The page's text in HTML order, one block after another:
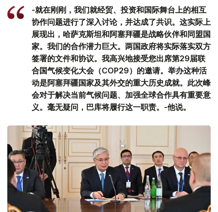
-就在刚刚，我们就经贸、投资和国际舞台上的相互
协作问题进行了深入讨论，并达成了共识。这实际上
展现出，哈萨克斯坦和阿塞拜疆是战略伙伴和同盟国
家。我们的合作潜力巨大。两国政府将实际落实双方
签署的文件和协议。我高兴地接受您出席第29届联
合国气候变化大会（COP29）的邀请。举办这种活
动是阿塞拜疆国家及其外交的重大历史成就。此次峰
会对于解决当前气候问题、加强全球合作具有重要意
义。毫无疑问，巴库将履行这一职责。-他说。